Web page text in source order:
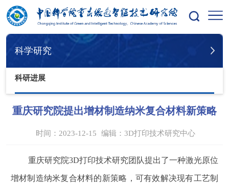
您的位置：首页 科学研究 科研进展
科学研究
科研进展
重庆研究院提出增材制造纳米复合材料新策略
时间：2023-12-15 编辑： 3D打印技术研究中心
重庆研究院3D打印技术研究团队提出了一种激光原位
增材制造纳米复合材料的新策略，可有效解决现有工艺制